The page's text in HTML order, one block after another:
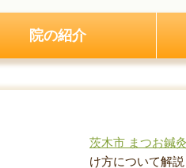
院の紹介
茨木市 まつお鍼
け方について解説